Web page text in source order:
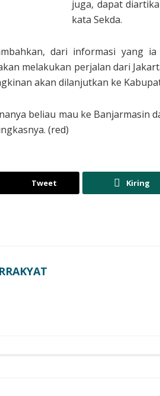
juga, dapat
kata Sekda.
dari informasi yang
melakukan perjalan dari
akan dilanjutkan ke
beliau mau ke Banjarmasin
(red)
Tweet Kiring